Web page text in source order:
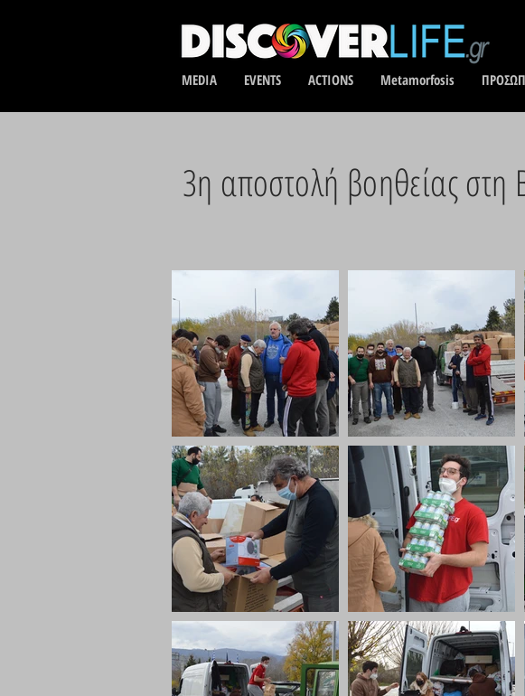
MEDIA EVENTS ACTIONS Metamorfosis
3η αποστολή βοηθείας στη